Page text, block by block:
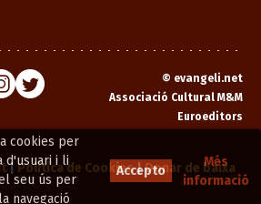
cookies per
d'usuari i li
seu ús per
navegació
Accepto
Més
informació
© evangeli.net
Associació Cultural M&M
Euroeditors
| Política de Cookies|Donar de baixa